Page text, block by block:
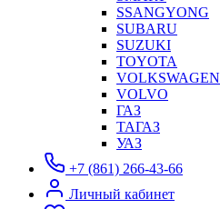
SSANGYONG
SUBARU
SUZUKI
TOYOTA
VOLKSWAGEN
VOLVO
ГАЗ
ТАГАЗ
УАЗ
+7 (861) 266-43-66
Личный кабинет